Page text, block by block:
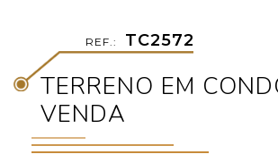
REF.: TC2572
TERRENO EM
VENDA